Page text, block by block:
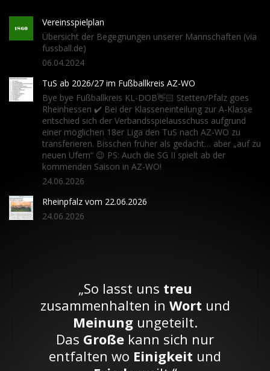
Vereinsspielplan
Übersicht der Begegnungen unserer Mannschaften (via
fussball.de)
06.04.2024
TuS ab 2026/27 im Fußballkreis AZ-WO
Bye bye Fußballkreis KL-DOB👋🏻 Stetten/Pfalz goes
Rheinhessen ✔️ Bei der Klasseneinteilung zur A-Klasse
entschied sich der Verbandsspielausschuss aufgrund
einer möglichen 18er Liga den TuS nach AZ-WO zu
transferieren. Bisschen früher als gedacht… aber „auf zu
neuen Ufern“ 😉 PS: Auch die SG II spielt ab der
kommenden Saison in AZ-WO!
24.06.2026
Rheinpfalz vom 22.06.2026
24.06.2026
„So lasst uns treu
zusammenhalten in Wort und
Meinungungeteilt.
Das Große kann sich nur
entfalten wo Einigkeit und